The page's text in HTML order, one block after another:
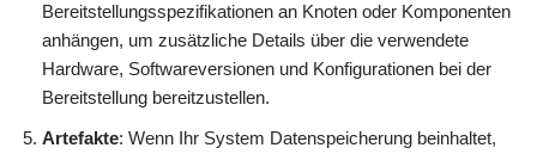
Bereitstellungsspezifikationen an Knoten oder Komponenten
anhängen, um zusätzliche Details über die verwendete
Hardware, Softwareversionen und Konfigurationen bei der
Bereitstellung bereitzustellen.
Artefakte: Wenn Ihr System Datenspeicherung beinhaltet,